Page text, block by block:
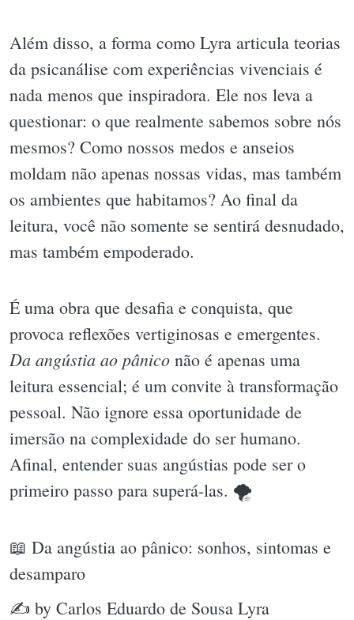
Além disso, a forma como Lyra articula teorias
da psicanálise com experiências vivenciais é
nada menos que inspiradora. Ele nos leva a
questionar: o que realmente sabemos sobre nós
mesmos? Como nossos medos e anseios
moldam não apenas nossas vidas, mas também
os ambientes que habitamos? Ao final da
leitura, você não somente se sentirá desnudado,
mas também empoderado.
É uma obra que desafia e conquista, que
provoca reflexões vertiginosas e emergentes.
Da angústia ao pânico não é apenas uma
leitura essencial; é um convite à transformação
pessoal. Não ignore essa oportunidade de
imersão na complexidade do ser humano.
Afinal, entender suas angústias pode ser o
primeiro passo para superá-las. 🌪
📖 Da angústia ao pânico: sonhos, sintomas e
desamparo
✍ by Carlos Eduardo de Sousa Lyra